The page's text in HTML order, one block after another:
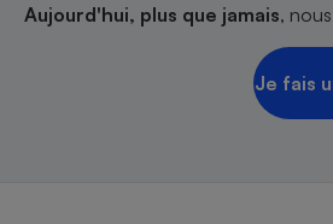
Aujourd'hui, plus que jamais,
Je fais